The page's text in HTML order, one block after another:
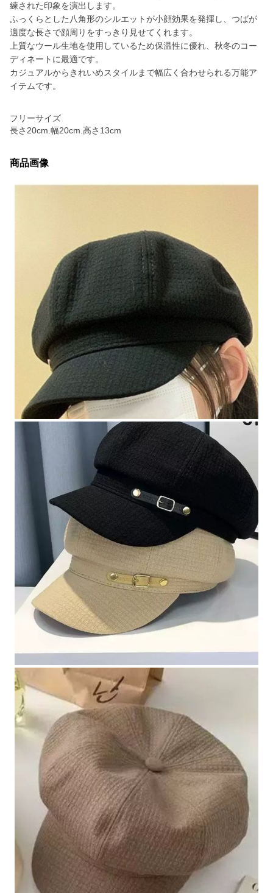
練された印象を演出します。
ふっくらとした八角形のシルエットが小顔効果を発揮し、つばが
適度な長さで顔周りをすっきり見せてくれます。
上質なウール生地を使用しているため保温性に優れ、秋冬のコー
ディネートに最適です。
カジュアルからきれいめスタイルまで幅広く合わせられる万能ア
イテムです。
フリーサイズ
長さ20cm.幅20cm.高さ13cm
商品画像